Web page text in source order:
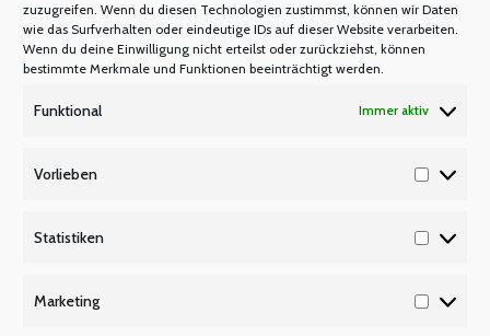
zuzugreifen. Wenn du diesen Technologien zustimmst, können wir Daten
wie das Surfverhalten oder eindeutige IDs auf dieser Website verarbeiten.
Wenn du deine Einwilligung nicht erteilst oder zurückziehst, können
bestimmte Merkmale und Funktionen beeinträchtigt werden.
Funktional Immer aktiv
Vorlieben
Statistiken
Marketing
Warum Mitglied werden?
Mitgliedsbeitrag
Mitglied werden
Tarifbeschäftigte